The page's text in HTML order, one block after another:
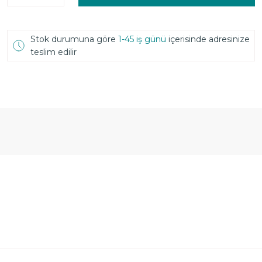
Stok durumuna göre 1-45 iş günü içerisinde adresinize
teslim edilir